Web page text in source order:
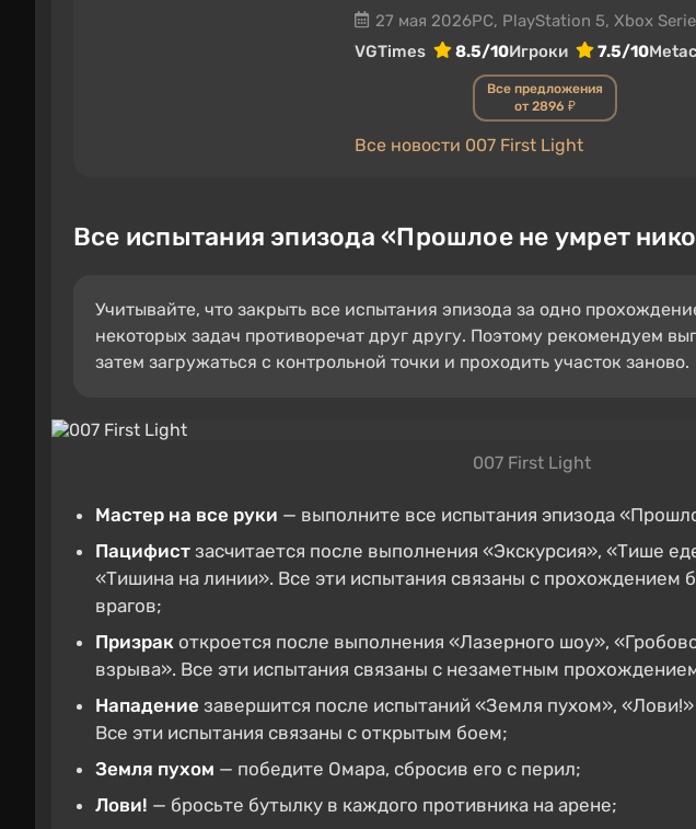
27 мая 2026PC, PlayStation 5, Xbox
VGTimes
8.5/10Игроки 7.5/10
Все новости 007 First Light
Все предложения
от 2896 ₽
Все испытания эпизода «Прошлое не умрет
Учитывайте, что закрыть все испытания эпизода за одно
некоторых задач противоречат друг другу. Поэтому рекомендуем
затем загружаться с контрольной точки и проходить участок заново.
007 First Light
Мастер на все руки — выполните все испытания эпизода
Пацифист засчитается после выполнения «Экскурсия», «Тише
«Тишина на линии». Все эти испытания связаны с прохождением
врагов;
Призрак откроется после выполнения «Лазерного шоу»,
взрыва». Все эти испытания связаны с незаметным
Нападение завершится после испытаний «Земля пухом»,
Все эти испытания связаны с открытым боем;
Земля пухом — победите Омара, сбросив его с перил;
Лови! — бросьте бутылку в каждого противника на арене;